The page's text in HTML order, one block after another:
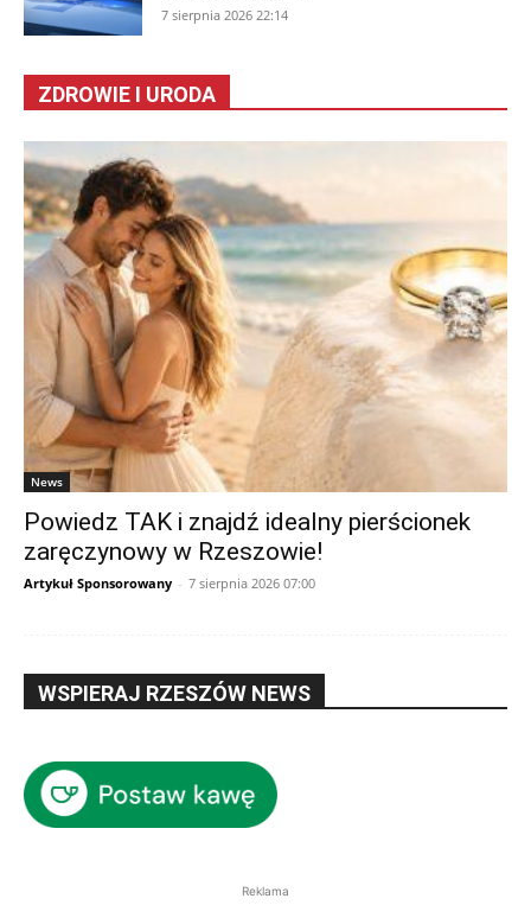
7 sierpnia 2026 22:14
ZDROWIE I URODA
News
Powiedz TAK i znajdź idealny pierścionek
zaręczynowy w Rzeszowie!
Artykuł Sponsorowany - 7 sierpnia 2026 07:00
WSPIERAJ RZESZÓW NEWS
Reklama